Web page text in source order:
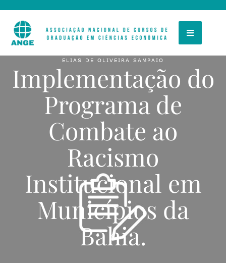
ELIAS DE OLIVEIRA SAMPAIO
Implementação do
Programa de
Combate ao
Racismo
Institucional em
Municípios da
Bahia.